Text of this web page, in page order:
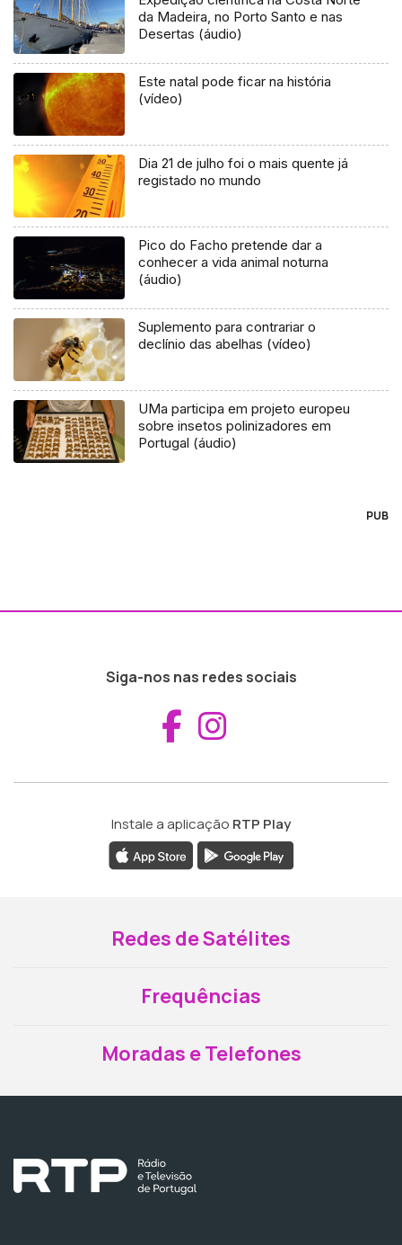
da Madeira, no Porto Santo e nas
Desertas (áudio)
Este natal pode ficar na história
(vídeo)
Dia 21 de julho foi o mais quente já
registado no mundo
Pico do Facho pretende dar a
conhecer a vida animal noturna
(áudio)
Suplemento para contrariar o
declínio das abelhas (vídeo)
UMa participa em projeto europeu
sobre insetos polinizadores em
Portugal (áudio)
PUB
Siga-nos nas redes sociais
Aceder ao
Instale a aplicação RTP Play
Redes de Satélites
Frequências
Moradas e Telefones